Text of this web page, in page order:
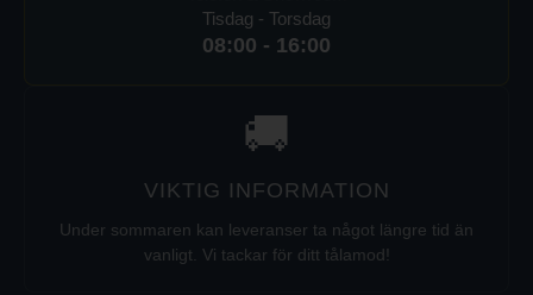
Tisdag - Torsdag
08:00 - 16:00
🚚
VIKTIG INFORMATION
Under sommaren kan leveranser ta något längre tid än
vanligt. Vi tackar för ditt tålamod!